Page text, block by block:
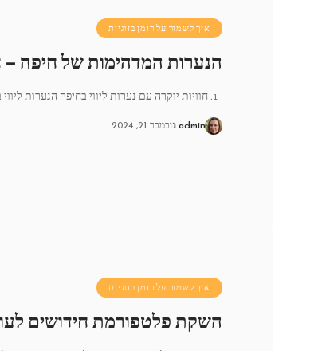
איך לשמור על רומן בזוגיות
הנערות המדהימות של חיפה –
1. חוויות יוקרה עם נערות ליווי בחיפה הנערות ליווי בחיפה הן
admin נובמבר 21, 2024
איך לשמור על רומן בזוגיות
השקת פלטפורמת חידושים